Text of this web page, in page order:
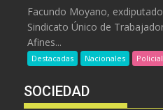
Facundo Moyano,
Sindicato Único de
Afines...
Destacadas Nacionales
SOCIEDAD